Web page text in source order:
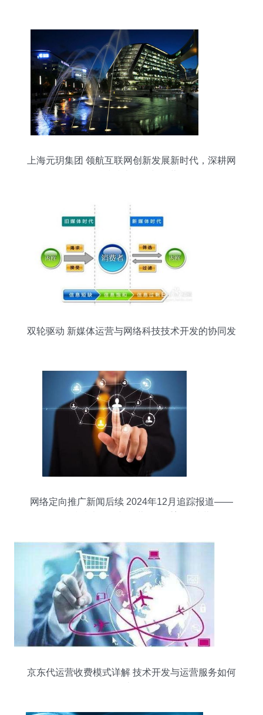
上海元玥集团 领航互联网创新发展新时代，深耕网
双轮驱动 新媒体运营与网络科技技术开发的协同发
网络定向推广新闻后续 2024年12月追踪报道——
京东代运营收费模式详解 技术开发与运营服务如何